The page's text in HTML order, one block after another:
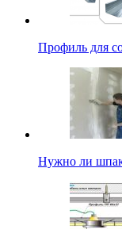
Профиль для
Нужно ли